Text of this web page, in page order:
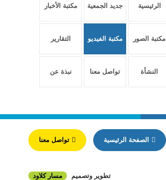
الرئيسية جديد الجمعية مكتبة الأخبار
مكتبة الصور مكتبة الفيديو التقارير
النشأة تواصل معنا نبذة عن
الصفحة الرئيسية تواصل معنا
تطوير وتصميم مسار كلاود